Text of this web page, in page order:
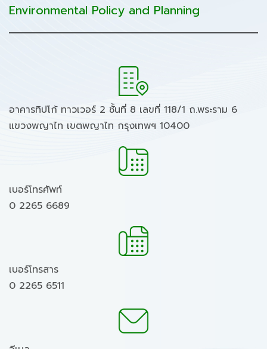
Environmental Policy and Planning
อาคารทิปโก้ ทาวเวอร์ 2 ชั้นที่ 8 เลขที่ 118/1 ถ.พระราม 6
แขวงพญาไท เขตพญาไท กรุงเทพฯ 10400
เบอร์โทรศัพท์
0 2265 6689
เบอร์โทรสาร
0 2265 6511